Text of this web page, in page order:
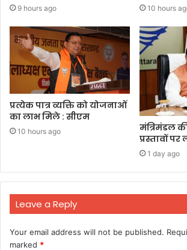
9 hours ago 10 hours
प्रत्येक पात्र व्यक्ति को योजनाओं
का लाभ मिले : सीएम
10 hours ago
मंत्रिमंडल
प्रस्तावों
1 day ago
Leave a Reply
Your email address will not be published.
marked *